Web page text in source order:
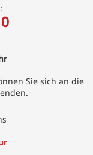
Sie sich an die